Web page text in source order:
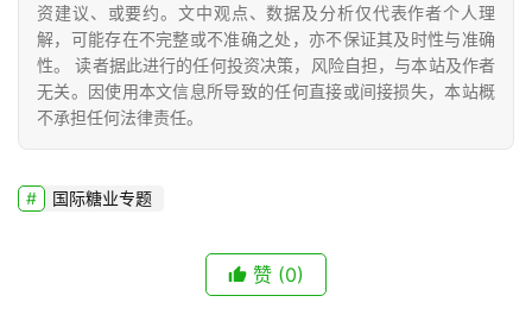
产
业
链
销
资建议、或要约。文中观点、数据及分析仅代表作者个人理
解，可能存在不完整或不准确之处，亦不保证其及时性与准确
性。 读者据此进行的任何投资决策，风险自担，与本站及作者
无关。因使用本文信息所导致的任何直接或间接损失，本站概
不承担任何法律责任。
国际糖业专题
赞 (0)